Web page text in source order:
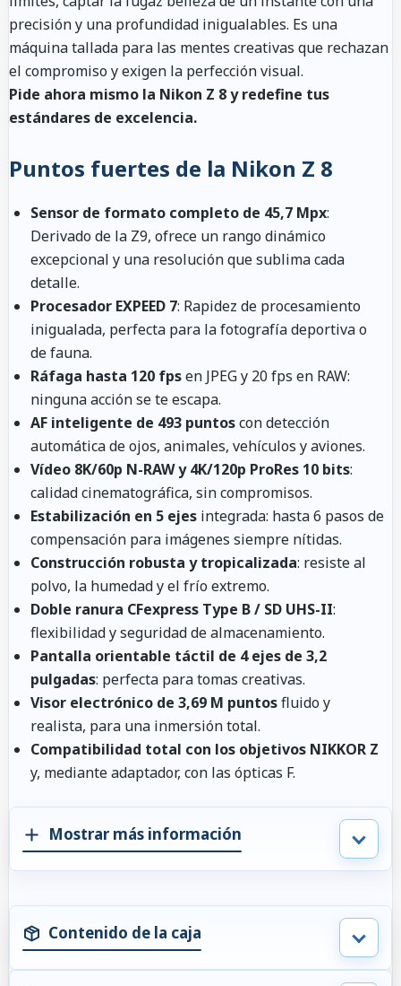
precisión y una profundidad inigualables. Es una
máquina tallada para las mentes creativas que rechazan
el compromiso y exigen la perfección visual.
Pide ahora mismo la Nikon Z 8 y redefine tus
estándares de excelencia.
Puntos fuertes de la Nikon Z 8
Sensor de formato completo de 45,7 Mpx:
Derivado de la Z9, ofrece un rango dinámico
excepcional y una resolución que sublima cada
detalle.
Procesador EXPEED 7: Rapidez de procesamiento
inigualada, perfecta para la fotografía deportiva o
de fauna.
Ráfaga hasta 120 fpsen JPEG y 20 fps en RAW:
ninguna acción se te escapa.
AF inteligente de 493 puntoscon detección
automática de ojos, animales, vehículos y aviones.
Vídeo 8K/60p N-RAW y 4K/120p ProRes 10 bits:
calidad cinematográfica, sin compromisos.
Estabilización en 5 ejes integrada: hasta 6 pasos de
compensación para imágenes siempre nítidas.
Construcción robusta y tropicalizada: resiste al
polvo, la humedad y el frío extremo.
Doble ranura CFexpress Type B / SD UHS-II:
flexibilidad y seguridad de almacenamiento.
Pantalla orientable táctil de 4 ejes de 3,2
pulgadas: perfecta para tomas creativas.
Visor electrónico de 3,69 M puntosfluido y
realista, para una inmersión total.
Compatibilidad total con los objetivos NIKKOR Z
y, mediante adaptador, con las ópticas F.
Mostrar más información
Contenido de la caja